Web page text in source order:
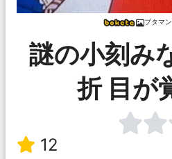
ブタマン
謎の小刻み
折 目が
12